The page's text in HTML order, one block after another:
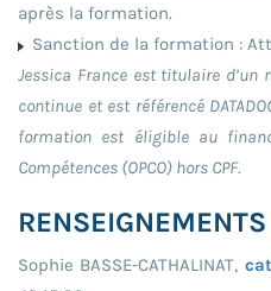
après la formation.
Sanction de la formation :
Jessica France est titulaire d’un
continue et est référencé
formation est éligible au
Compétences (OPCO) hors CPF.
Sophie BASSE-CATHALINAT,